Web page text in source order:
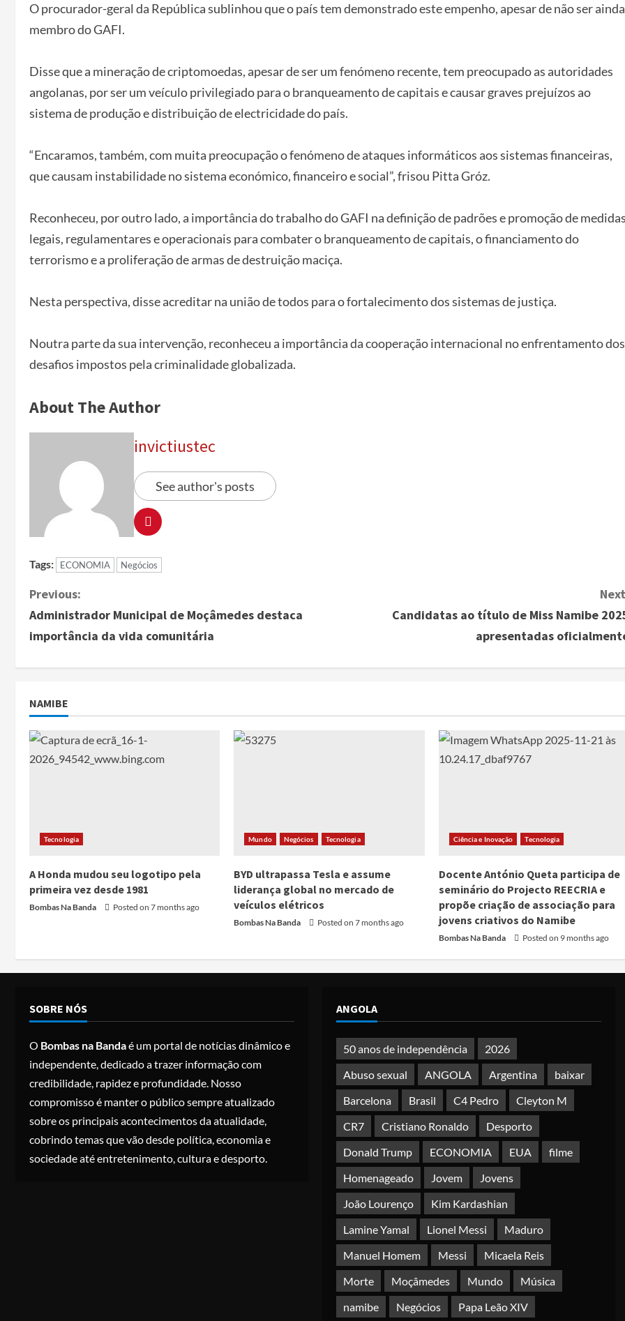
O procurador-geral da República sublinhou que o país tem demonstrado este empenho, apesar de não ser ainda
membro do GAFI.
Disse que a mineração de criptomoedas, apesar de ser um fenómeno recente, tem preocupado as autoridades
angolanas, por ser um veículo privilegiado para o branqueamento de capitais e causar graves prejuízos ao
sistema de produção e distribuição de electricidade do país.
“Encaramos, também, com muita preocupação o fenómeno de ataques informáticos aos sistemas financeiras,
que causam instabilidade no sistema económico, financeiro e social”, frisou Pitta Gróz.
Reconheceu, por outro lado, a importância do trabalho do GAFI na definição de padrões e promoção de
legais, regulamentares e operacionais para combater o branqueamento de capitais, o financiamento do
terrorismo e a proliferação de armas de destruição maciça.
Nesta perspectiva, disse acreditar na união de todos para o fortalecimento dos sistemas de justiça.
Noutra parte da sua intervenção, reconheceu a importância da cooperação internacional no enfrentamento dos
desafios impostos pela criminalidade globalizada.
About The Author
invictiustec
See author's posts
Tags: ECONOMIA Negócios
Previous:
Administrador Municipal de Moçâmedes destaca
importância da vida comunitária
Candidatas ao título de Miss Namibe
apresentadas
NAMIBE
Tecnologia
A Honda mudou seu logotipo pela
primeira vez desde 1981
Bombas Na Banda Posted on 7 months ago
Mundo Negócios Tecnologia
BYD ultrapassa Tesla e assume
liderança global no mercado de
veículos elétricos
Bombas Na Banda Posted on 7 months ago
Ciência e Inovação Tecnologia
Docente António Queta participa de
seminário do Projecto REECRIA e
propõe criação de associação para
jovens criativos do Namibe
Bombas Na Banda Posted on 9 months ago
SOBRE NÓS
O Bombas na Bandaé um portal de notícias dinâmico e
independente, dedicado a trazer informação com
credibilidade, rapidez e profundidade. Nosso
compromisso é manter o público sempre atualizado
sobre os principais acontecimentos da atualidade,
cobrindo temas que vão desde política, economia e
sociedade até entretenimento, cultura e desporto.
ANGOLA
50 anos de independência
2026
Abuso sexual
ANGOLA Argentina
baixar
Barcelona
Brasil C4 Pedro
Cleyton M
CR7
Cristiano Ronaldo
Desporto
Donald Trump
ECONOMIA EUA
filme
Homenageado
Jovem
Jovens
João Lourenço
Kim Kardashian
Lamine Yamal
Lionel Messi
Maduro
Manuel Homem
Messi
Micaela Reis
Morte
Moçâmedes Mundo
Música
namibe
Negócios Papa Leão XIV